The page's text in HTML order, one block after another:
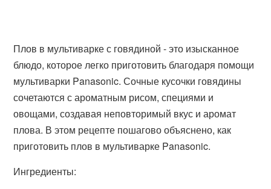
Плов в мультиварке с говядиной - это изысканное
блюдо, которое легко приготовить благодаря помощи
мультиварки Panasonic. Сочные кусочки говядины
сочетаются с ароматным рисом, специями и
овощами, создавая неповторимый вкус и аромат
плова. В этом рецепте пошагово объяснено, как
приготовить плов в мультиварке Panasonic.
Ингредиенты: